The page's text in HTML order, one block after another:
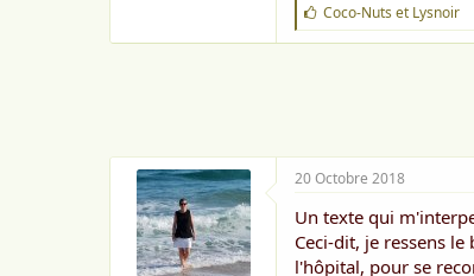
J
'
a
Coco-Nuts et Lysnoir
20 Octobre 2018
Un texte qui
Ceci-dit, je ressens
l'hôpital, pour se